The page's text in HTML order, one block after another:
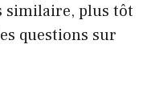
similaire, plus tôt
questions sur